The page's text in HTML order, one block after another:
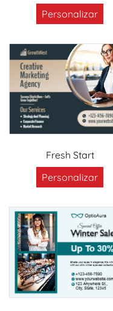
Personalizar
Fresh Start
Personalizar